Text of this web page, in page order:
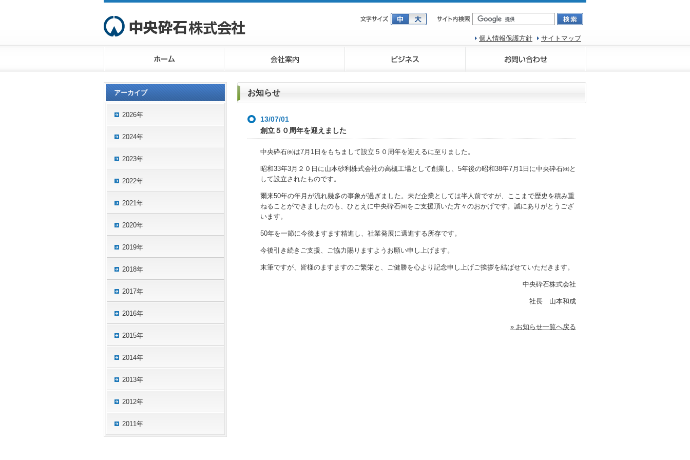
個人情報保護方針 サイトマップ
お知らせ
13/07/01
創立５０周年を迎えました
中央砕石㈱は7月1日をもちまして設立５０周年を迎えるに至りました。
昭和33年3月２０日に山本砂利株式会社の高槻工場として創業し、5年後の昭和38年7月1日に中央砕石㈱と
して設立されたものです。
爾来50年の年月が流れ幾多の事象が過ぎました。未だ企業としては半人前ですが、ここまで歴史を積み重
ねることができましたのも、ひとえに中央砕石㈱をご支援頂いた方々のおかげです。誠にありがとうござ
います。
50年を一節に今後ますます精進し、社業発展に邁進する所存です。
今後引き続きご支援、ご協力賜りますようお願い申し上げます。
末筆ですが、皆様のますますのご繁栄と、ご健勝を心より記念申し上げご挨拶を結ばせていただきます。
中央砕石株式会社
社長 山本和成
» お知らせ一覧へ戻る
アーカイブ
2026年
2024年
2023年
2022年
2021年
2020年
2019年
2018年
2017年
2016年
2015年
2014年
2013年
2012年
2011年